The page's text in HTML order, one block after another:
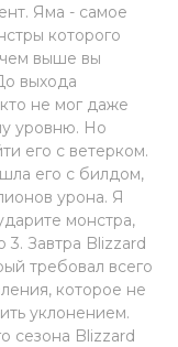
Яма - самое
которого
выше вы
выхода
не мог даже
уровню. Но
его с ветерком.
его с билдом,
урона. Я
монстра,
3. Завтра Blizzard
требовал всего
которое не
уклонением.
сезона Blizzard